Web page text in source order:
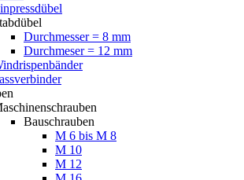
Durchmesser = 8 mm
Durchmeser = 12 mm
Bauschrauben
M 6 bis M 8
M 10
M 12